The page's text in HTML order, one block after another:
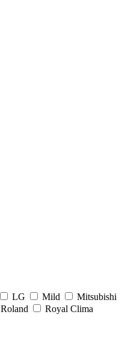
LG Mild
Mitsubishi
Roland
Royal Clima